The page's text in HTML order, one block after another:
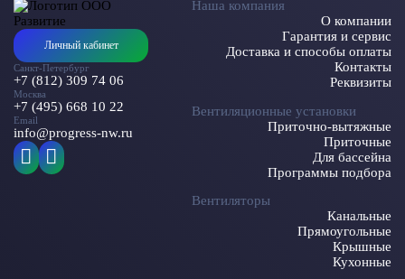
Личный кабинет
Санкт-Петербург
+7 (812) 309 74 06
Москва
+7 (495) 668 10 22
Email
info@progress-nw.ru
Наша компания
О компании
Гарантия и сервис
Доставка и способы оплаты
Контакты
Реквизиты
Вентиляционные установки
Приточно-вытяжные
Приточные
Для бассейна
Программы подбора
Вентиляторы
Канальные
Прямоугольные
Крышные
Кухонные